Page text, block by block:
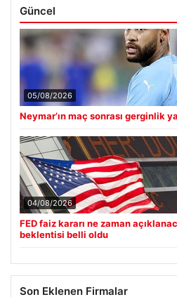
Güncel
05/08/2026
Neymar’ın maç sonrası gerginlik
04/08/2026
beklentisi belli oldu